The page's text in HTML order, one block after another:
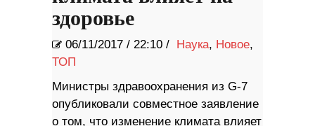
здоровье
06/11/2017 / 22:10 / Наука, Новое,
ТОП
Министры здравоохранения из G-7
опубликовали совместное заявление
о том, что изменение климата влияет